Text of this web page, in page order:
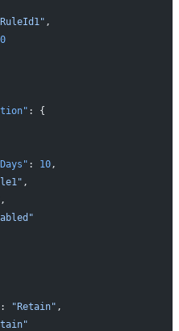
,
: {
: 10,
,
,
: "Retain" ,